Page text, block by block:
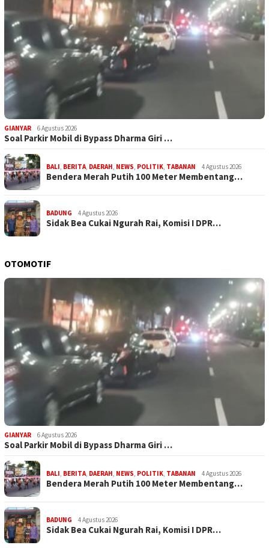
GIANYAR 6 Agustus 2026
Soal Parkir Mobil di Bypass Dharma Giri …
BALI, BERITA, DAERAH, NEWS, POLITIK, TABANAN 4 Agustus 2026
Bendera Merah Putih 100 Meter Membentang…
BADUNG 4 Agustus 2026
Sidak Bea Cukai Ngurah Rai, Komisi I DPR…
OTOMOTIF
GIANYAR 6 Agustus 2026
Soal Parkir Mobil di Bypass Dharma Giri …
BALI, BERITA, DAERAH, NEWS, POLITIK, TABANAN 4 Agustus 2026
Bendera Merah Putih 100 Meter Membentang…
BADUNG 4 Agustus 2026
Sidak Bea Cukai Ngurah Rai, Komisi I DPR…